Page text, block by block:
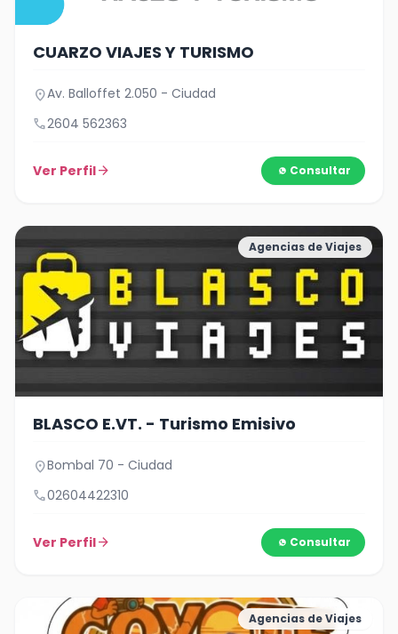
CUARZO VIAJES Y TURISMO
location_onAv. Balloffet 2.050 - Ciudad
call2604 562363
Ver Perfilarrow_forward Consultar
Agencias de Viajes
BLASCO E.VT. - Turismo Emisivo
location_onBombal 70 - Ciudad
call02604422310
Ver Perfilarrow_forward Consultar
Agencias de Viajes